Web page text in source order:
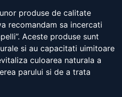
produse de calitate
recomandam sa incercati
Aceste produse sunt
si au capacitati uimitoare
culoarea naturala a
parului si de a trata